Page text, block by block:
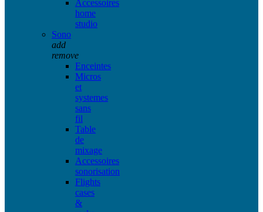
Accessoires
home
studio
Sono
add
remove
Enceintes
Micros
et
systemes
sans
fil
Table
de
mixage
Accessoires
sonorisation
Flights
cases
&